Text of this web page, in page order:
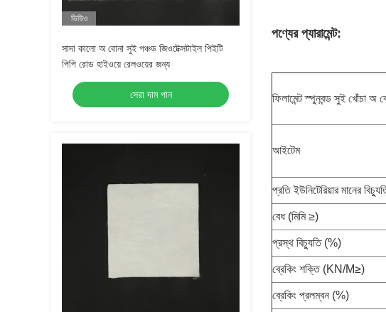
ভিডিও
সাদা কালো অ বোনা সুই পঞ্চড জিওটেক্সটাইল পিইটি
পিপি রোড হাইওয়ে রেলওয়ের জন্য
সেরা দাম পান
পণ্যের প্যারামেন্ট:
ফিলামেন্ট স্পুনবন্ড সুই খোঁচা অ
আইটেম
প্রতি ইউনিটেরিয়ার মানের
বেধ (মিমি ≥)
প্রস্থ বিচ্যুতি (%)
ব্রেকিং শক্তি (KN/M≥)
ব্রেকিং প্রলম্বন (%)